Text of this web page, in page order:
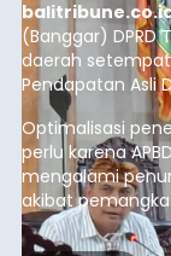
(Banggar)
daerah
Pendapatan Asli
anggaran 2027.
Optimalisasi
perlu karena
mengalami
akibat
Daerah (TKD)